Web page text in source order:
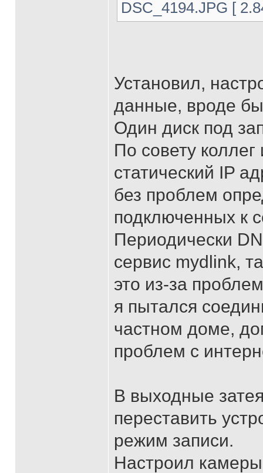
DSC_4194.JPG [
Установил,
данные, вроде
Один диск под
По совету
статический IP
без проблем
подключенных к
Периодически
сервис mydlink,
это из-за
я пытался
частном доме,
проблем с
В выходные
переставить
режим записи.
Настроил